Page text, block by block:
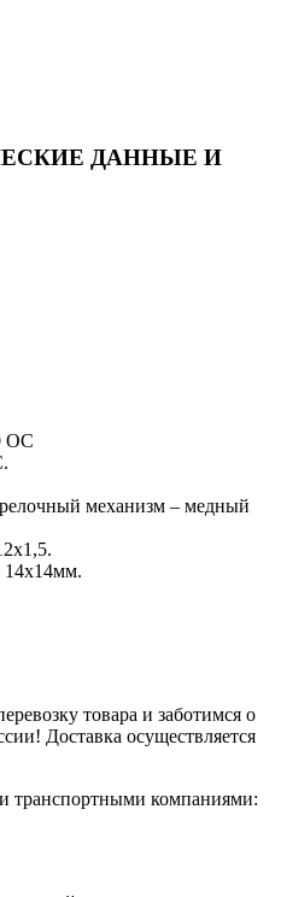
ДАННЫЕ И
ОС
механизм – медный
14х14мм.
товара и заботимся о
Доставка осуществляется
транспортными компаниями: